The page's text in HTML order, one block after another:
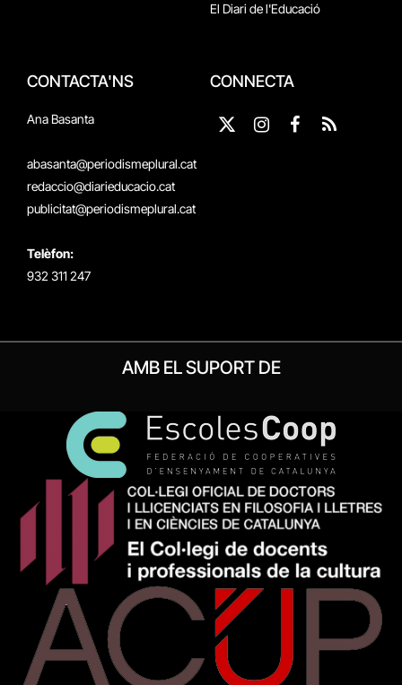
El Diari de l'Educació
CONTACTA'NS
Ana Basanta
abasanta@periodismeplural.cat
redaccio@diarieducacio.cat
publicitat@periodismeplural.cat
Telèfon:
932 311 247
CONNECTA
X
Instagram
Facebook
RSS
AMB EL SUPORT DE